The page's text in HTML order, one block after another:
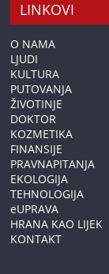
LINKOVI
O NAMA
LJUDI
KULTURA
PUTOVANJA
ŽIVOTINJE
DOKTOR
KOZMETIKA
FINANSIJE
PRAVNAPITANJA
EKOLOGIJA
TEHNOLOGIJA
eUPRAVA
HRANA KAO LIJEK
KONTAKT